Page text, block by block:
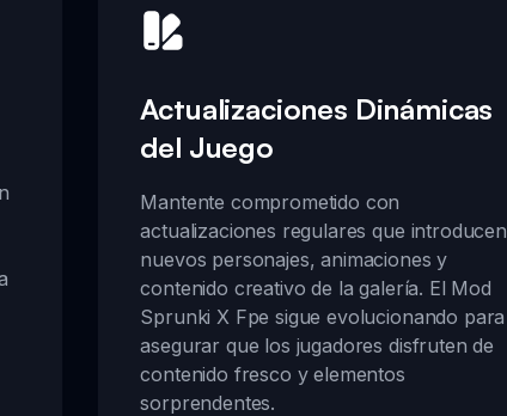
Actualizaciones Dinámicas
del Juego
Mantente comprometido con
actualizaciones regulares que introducen
nuevos personajes, animaciones y
contenido creativo de la galería. El Mod
Sprunki X Fpe sigue evolucionando para
asegurar que los jugadores disfruten de
contenido fresco y elementos
sorprendentes.